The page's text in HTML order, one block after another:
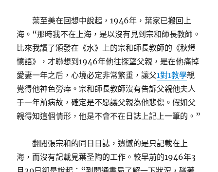
葉至美在回想中說起，1946年，葉家已搬回上
海。“那時我不在上海，是以沒有見到宗和師長教師。
比來我讀了頒發在《水》上的宗和師長教師的《秋燈
憶語》，才聯想到1946年他往探望父親，是在他痛掉
愛妻一年之后，心境必定非常繁重，讓父1對1教學親
覺得他神色勞瘁。宗和師長教師沒有告訴父親他夫人
于一年前病故，確定是不愿讓父親為他悲傷。假如父
親得知這個情形，他是不會不在日誌上記上一筆的。”
翻閱張宗和的同日日誌，遺憾的是只記載在上
海，而沒有記載見葉圣陶的工作。較早前的1946年3